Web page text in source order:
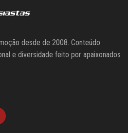
desde de 2008. Conteúdo
e diversidade feito por apaixonados